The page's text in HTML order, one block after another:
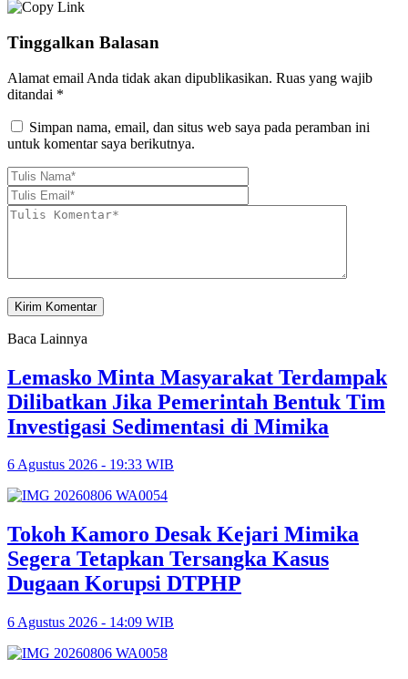
Tinggalkan Balasan
Alamat email Anda tidak akan dipublikasikan. Ruas yang wajib
ditandai *
Simpan nama, email, dan situs web saya pada peramban ini
untuk komentar saya berikutnya.
Baca Lainnya
Lemasko Minta Masyarakat Terdampak
Dilibatkan Jika Pemerintah Bentuk Tim
Investigasi Sedimentasi di Mimika
6 Agustus 2026 - 19:33 WIB
Tokoh Kamoro Desak Kejari Mimika
Segera Tetapkan Tersangka Kasus
Dugaan Korupsi DTPHP
6 Agustus 2026 - 14:09 WIB